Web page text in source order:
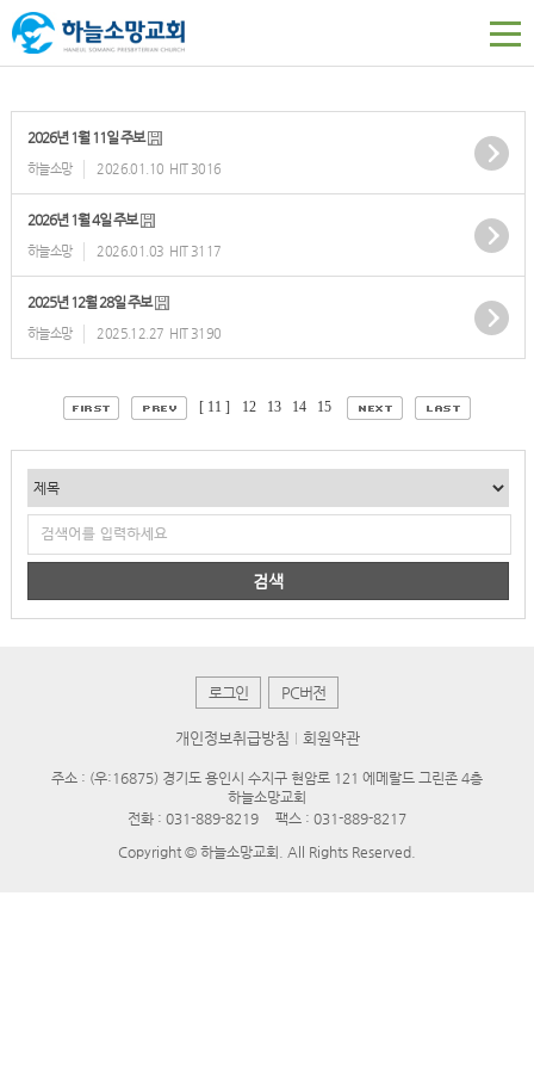
2026년 1월 11일 주보
하늘소망 2026.01.10 HIT 3016
2026년 1월 4일 주보
하늘소망 2026.01.03 HIT 3117
2025년 12월 28일 주보
하늘소망 2025.12.27 HIT 3190
[ 11 ] 12 13 14 15
검색
로그인 PC버전
개인정보취급방침 회원약관
주소 : (우:16875) 경기도 용인시 수지구 현암로 121 에메랄드 그린존 4층
하늘소망교회
전화 : 031-889-8219
팩스 : 031-889-8217
Copyright © 하늘소망교회. All Rights Reserved.